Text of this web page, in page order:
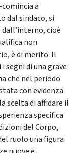
a
dal sindaco, si
cioè
non
è di merito. Il
segni di una grave
che nel periodo
con evidenza
scelta di affidare il
specifica
del Corpo,
ruolo una figura